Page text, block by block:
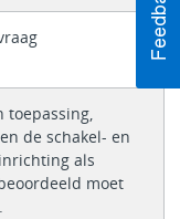
toepassing,
de schakel- en
als
moet